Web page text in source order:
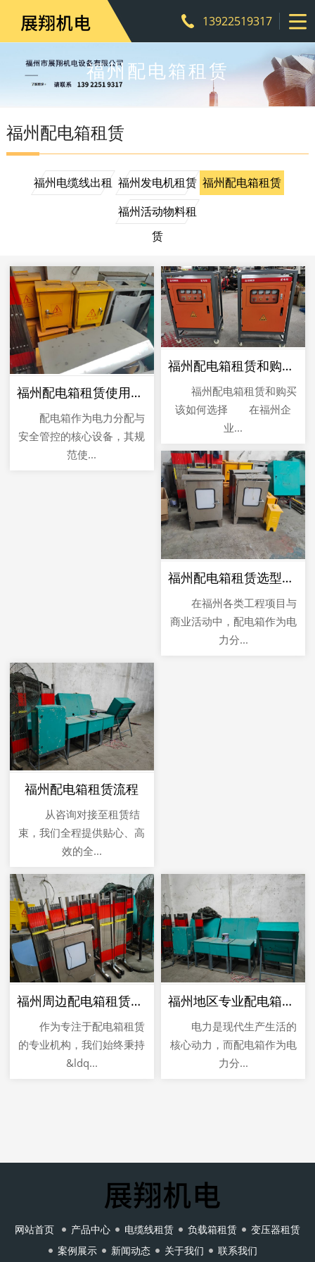
13922519317
福州配电箱租赁
福州配电箱租赁
福州电缆线出租 福州发电机租赁 福州配电箱租赁
福州活动物料租
赁
福州配电箱租赁使用指南
配电箱作为电力分配与
安全管控的核心设备，其规
范使...
福州配电箱租赁和购买该如何选择
福州配电箱租赁和购买
该如何选择 在福州企
业...
福州配电箱租赁选型指南
在福州各类工程项目与
商业活动中，配电箱作为电
力分...
福州配电箱租赁流程
从咨询对接至租赁结
束，我们全程提供贴心、高
效的全...
福州周边配电箱租赁公司
作为专注于配电箱租赁
的专业机构，我们始终秉持
&ldq...
福州地区专业配电箱租赁选展翔
电力是现代生产生活的
核心动力，而配电箱作为电
力分...
网站首页 产品中心 电缆线租赁 负载箱租赁
变压器租赁
案例展示
新闻动态 关于我们 联系我们